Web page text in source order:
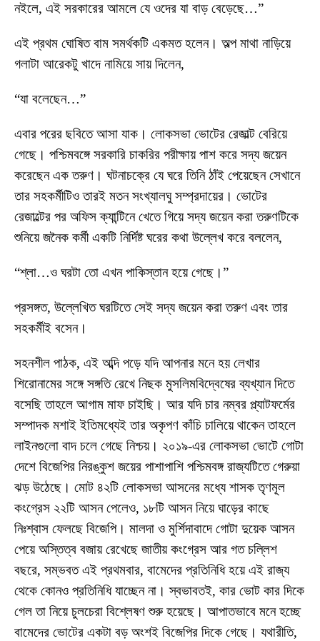
নইলে, এই সরকারের আমলে যে ওদের যা বাড় বেড়েছে…”
এই প্রথম ঘোষিত বাম সমর্থকটি একমত হলেন। অল্প মাথা নাড়িয়ে
গলাটা আরেকটু খাদে নামিয়ে সায় দিলেন,
“যা বলেছেন…”
এবার পরের ছবিতে আসা যাক। লোকসভা ভোটের রেজাল্ট বেরিয়ে
গেছে। পশ্চিমবঙ্গে সরকারি চাকরির পরীক্ষায় পাশ করে সদ্য জয়েন
করেছেন এক তরুণ। ঘটনাচক্রে যে ঘরে তিনি ঠাঁই পেয়েছেন সেখানে
তার সহকর্মীটিও তারই মতন সংখ্যালঘু সম্প্রদায়ের। ভোটের
রেজাল্টের পর অফিস ক্যান্টিনে খেতে গিয়ে সদ্য জয়েন করা তরুণটিকে
শুনিয়ে জনৈক কর্মী একটি নির্দিষ্ট ঘরের কথা উল্লেখ করে বললেন,
“শ্লা…ও ঘরটা তো এখন পাকিস্তান হয়ে গেছে।”
প্রসঙ্গত, উল্লেখিত ঘরটিতে সেই সদ্য জয়েন করা তরুণ এবং তার
সহকর্মীই বসেন।
সহনশীল পাঠক, এই অব্দি পড়ে যদি আপনার মনে হয় লেখার
শিরোনামের সঙ্গে সঙ্গতি রেখে নিছক মুসলিমবিদ্বেষের ব্যখ্যান দিতে
বসেছি তাহলে আগাম মাফ চাইছি। আর যদি চার নম্বর প্ল্যাটফর্মের
সম্পাদক মশাই ইতিমধ্যেই তার অকৃপণ কাঁচি চালিয়ে থাকেন তাহলে
লাইনগুলো বাদ চলে গেছে নিশ্চয়। ২০১৯-এর লোকসভা ভোটে গোটা
দেশে বিজেপির নিরঙ্কুশ জয়ের পাশাপাশি পশ্চিমবঙ্গ রাজ্যটিতে গেরুয়া
ঝড় উঠেছে। মোট ৪২টি লোকসভা আসনের মধ্যে শাসক তৃণমূল
কংগ্রেস ২২টি আসন পেলেও, ১৮টি আসন নিয়ে ঘাড়ের কাছে
নিঃশ্বাস ফেলছে বিজেপি। মালদা ও মুর্শিদাবাদে গোটা দুয়েক আসন
পেয়ে অস্তিত্ব বজায় রেখেছে জাতীয় কংগ্রেস আর গত চল্লিশ
বছরে, সম্ভবত এই প্রথমবার, বামেদের প্রতিনিধি হয়ে এই রাজ্য
থেকে কোনও প্রতিনিধি যাচ্ছেন না। স্বভাবতই, কার ভোট কার দিকে
গেল তা নিয়ে চুলচেরা বিশ্লেষণ শুরু হয়েছে। আপাতভাবে মনে হচ্ছে
বামেদের ভোটের একটা বড় অংশই বিজেপির দিকে গেছে। যথারীতি,